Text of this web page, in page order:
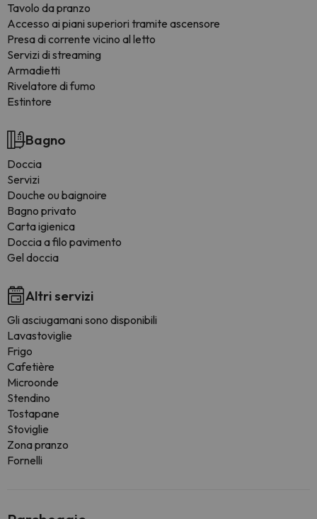
Tavolo da pranzo
Accesso ai piani superiori tramite ascensore
Presa di corrente vicino al letto
Servizi di streaming
Armadietti
Rivelatore di fumo
Estintore
Bagno
Doccia
Servizi
Douche ou baignoire
Bagno privato
Carta igienica
Doccia a filo pavimento
Gel doccia
Altri servizi
Gli asciugamani sono disponibili
Lavastoviglie
Frigo
Cafetière
Microonde
Stendino
Tostapane
Stoviglie
Zona pranzo
Fornelli